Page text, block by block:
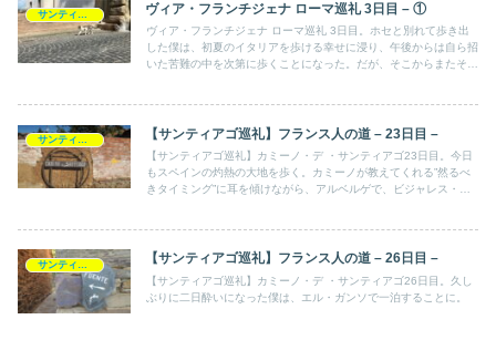
ヴィア・フランチジェナ ローマ巡礼 3日目 – ①
ヴィア・フランチジェナ ローマ巡礼 3日目。ホセと別れて歩き出
した僕は、初夏のイタリアを歩ける幸せに浸り、午後からは自ら招
いた苦難の中を次第に歩くことになった。だが、そこからまたその
【サンティアゴ巡礼】フランス人の道 – 23日目 –
【サンティアゴ巡礼】カミーノ・デ ・サンティアゴ23日目。今日
もスペインの灼熱の大地を歩く。カミーノが教えてくれる”然るべ
きタイミング”に耳を傾けながら、アルベルゲで、ビジャレス・デ
【サンティアゴ巡礼】フランス人の道 – 26日目 –
【サンティアゴ巡礼】カミーノ・デ ・サンティアゴ26日目。久し
ぶりに二日酔いになった僕は、エル・ガンソで一泊することに。